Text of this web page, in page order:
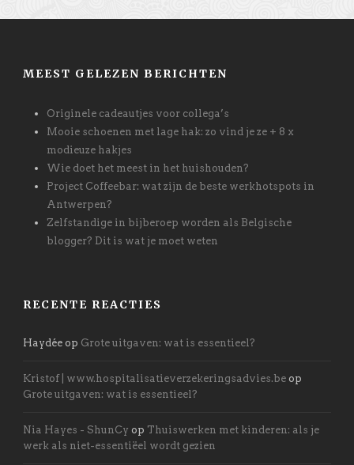
MEEST GELEZEN BERICHTEN
Originele cadeautjes voor collega’s
Mooie schoenen met lage hak: zo vind je ze + 8 x
modieuze hakjes
Wie doet het meest in het huishouden?
Project Coffeebar: wat zijn de beste werkhotspots in
Antwerpen?
Zelfstandige in bijberoep worden als Belgische
blogger? Dit is wat je moet weten
RECENTE REACTIES
Haydée op Grote uitgaven: wat is essentieel?
Kristof | www.hospitalisatieverzekeringsadvies.be op
Grote uitgaven: wat is essentieel?
Nia Hayes - ShunCy op Thuiswerken met kinderen: als je
werk als niet-essentiëel wordt gezien